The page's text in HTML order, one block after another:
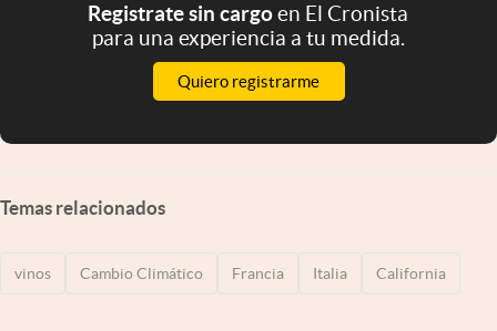
Registrate sin cargoen El Cronista
para una experiencia a tu medida.
Quiero registrarme
Temas relacionados
vinos Cambio Climático Francia Italia California